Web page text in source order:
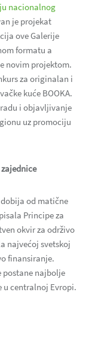
nacionalnog
je projekat
ove Galerije
formatu a
novim projektom.
za originalan i
kuće BOOKA.
i objavljivanje
uz promociju
dobija od matične
Principe za
okvir za održivo
najvećoj svetskoj
finansiranje.
postane najbolje
u centralnoj Evropi.